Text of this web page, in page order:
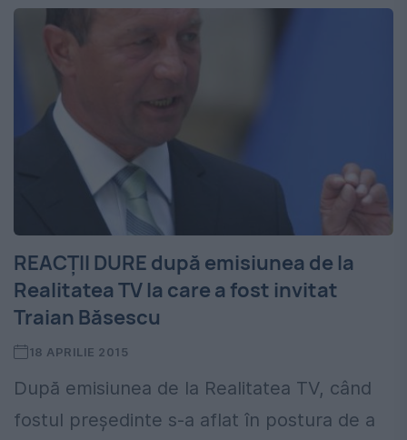
REACȚII DURE după emisiunea de la
Realitatea TV la care a fost invitat
Traian Băsescu
18 APRILIE 2015
După emisiunea de la Realitatea TV, când
fostul președinte s-a aflat în postura de a